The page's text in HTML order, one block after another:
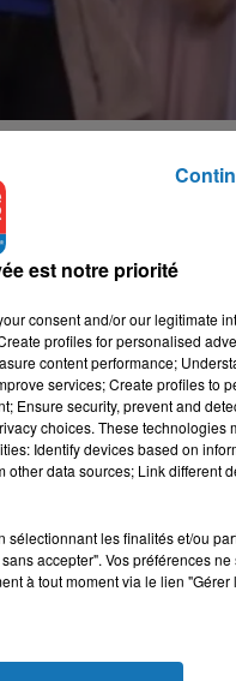
internautes.
et la peau très mate, loin
qui semble avoir dérangé
avec dignité aux
le chemin. »
elle a heureusement
algérienne.
est notre priorité
consent and/or our legitimate
profiles for personalised
content performance;
services; Create profiles to
Ensure security, prevent and
choices. These technologies
Identify devices based on
data sources; Link different
sélectionnant les finalités et/ou
accepter". Vos préférences
à tout moment via le lien